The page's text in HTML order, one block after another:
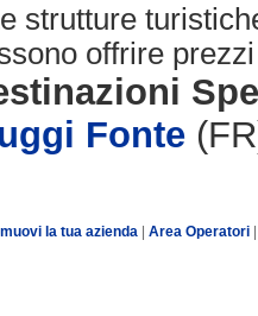
strutture
offrire
Fonte
la tua azienda Area Operatori